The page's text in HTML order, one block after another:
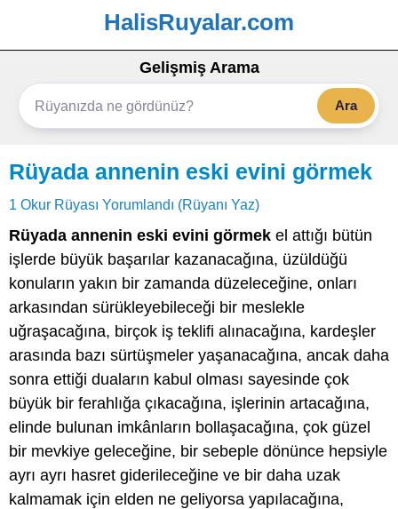
HalisRuyalar.com
Gelişmiş Arama
Ara
Rüyada annenin eski evini görmek
1 Okur Rüyası Yorumlandı (Rüyanı Yaz)
Rüyada annenin eski evini görmek el attığı bütün
işlerde büyük başarılar kazanacağına, üzüldüğü
konuların yakın bir zamanda düzeleceğine, onları
arkasından sürükleyebileceği bir meslekle
uğraşacağına, birçok iş teklifi alınacağına, kardeşler
arasında bazı sürtüşmeler yaşanacağına, ancak daha
sonra ettiği duaların kabul olması sayesinde çok
büyük bir ferahlığa çıkacağına, işlerinin artacağına,
elinde bulunan imkânların bollaşacağına, çok güzel
bir mevkiye geleceğine, bir sebeple dönünce hepsiyle
ayrı ayrı hasret giderileceğine ve bir daha uzak
kalmamak için elden ne geliyorsa yapılacağına,